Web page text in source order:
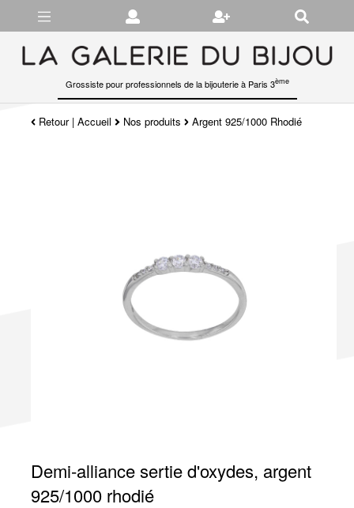
Grossiste pour professionnels de la bijouterie à Paris 3ème
Retour|Accueil Nos produits Argent 925/1000 Rhodié
Demi-alliance sertie d'oxydes, argent
925/1000 rhodié
Gérer les préférences en matière de cookies